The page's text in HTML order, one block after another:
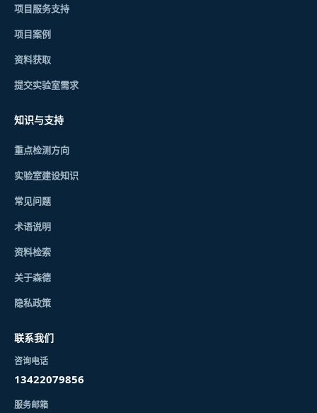
项目服务支持
项目案例
资料获取
提交实验室需求
知识与支持
重点检测方向
实验室建设知识
常见问题
术语说明
资料检索
关于森德
隐私政策
联系我们
咨询电话
13422079856
服务邮箱